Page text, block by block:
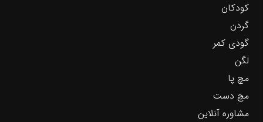
کودکان
گردن
گودی کمر
لگن
مچ پا
مچ دست
مشاوره آنلاین